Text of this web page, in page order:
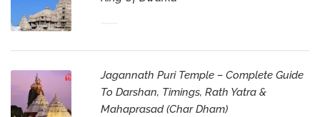
Jagannath Puri Temple – Complete Guide
To Darshan, Timings, Rath Yatra &
Mahaprasad (Char Dham)